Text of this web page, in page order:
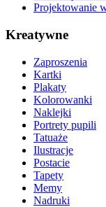
Projektowanie
Kreatywne
Zaproszenia
Kartki
Plakaty
Kolorowanki
Naklejki
Portrety pupili
Tatuaże
Ilustracje
Postacie
Tapety
Memy
Nadruki